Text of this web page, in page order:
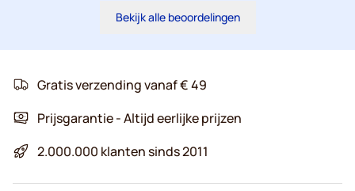
Bekijk alle beoordelingen
Gratis verzending vanaf € 49
Prijsgarantie - Altijd eerlijke prijzen
2.000.000 klanten sinds 2011